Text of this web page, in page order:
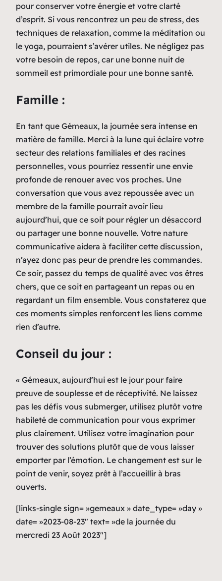
pour conserver votre énergie et votre clarté
d’esprit. Si vous rencontrez un peu de stress, des
techniques de relaxation, comme la méditation ou
le yoga, pourraient s’avérer utiles. Ne négligez pas
votre besoin de repos, car une bonne nuit de
sommeil est primordiale pour une bonne santé.
Famille :
En tant que Gémeaux, la journée sera intense en
matière de famille. Merci à la lune qui éclaire votre
secteur des relations familiales et des racines
personnelles, vous pourriez ressentir une envie
profonde de renouer avec vos proches. Une
conversation que vous avez repoussée avec un
membre de la famille pourrait avoir lieu
aujourd’hui, que ce soit pour régler un désaccord
ou partager une bonne nouvelle. Votre nature
communicative aidera à faciliter cette discussion,
n’ayez donc pas peur de prendre les commandes.
Ce soir, passez du temps de qualité avec vos êtres
chers, que ce soit en partageant un repas ou en
regardant un film ensemble. Vous constaterez que
ces moments simples renforcent les liens comme
rien d’autre.
Conseil du jour :
« Gémeaux, aujourd’hui est le jour pour faire
preuve de souplesse et de réceptivité. Ne laissez
pas les défis vous submerger, utilisez plutôt votre
habileté de communication pour vous exprimer
plus clairement. Utilisez votre imagination pour
trouver des solutions plutôt que de vous laisser
emporter par l’émotion. Le changement est sur le
point de venir, soyez prêt à l’accueillir à bras
ouverts.
[links-single sign= »gemeaux » date_type= »day »
date= »2023-08-23″ text= »de la journée du
mercredi 23 Août 2023″]